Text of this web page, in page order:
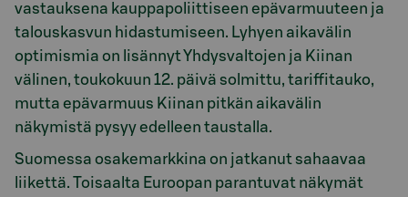
vastauksena kauppapoliittiseen epävarmuuteen ja
talouskasvun hidastumiseen. Lyhyen aikavälin
optimismia on lisännyt Yhdysvaltojen ja Kiinan
välinen, toukokuun 12. päivä solmittu, tariffitauko,
mutta epävarmuus Kiinan pitkän aikavälin
näkymistä pysyy edelleen taustalla.
Suomessa osakemarkkina on jatkanut sahaavaa
liikettä. Toisaalta Euroopan parantuvat näkymät